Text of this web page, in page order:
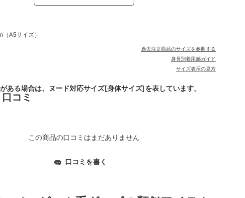
A5サイズ）
過去注文商品のサイズを参照する
身長別着用感ガイド
サイズ表示の見方
る場合は、ヌード対応サイズ[身体サイズ]を表しています。
コミ
この商品の口コミはまだありません
口コミを書く